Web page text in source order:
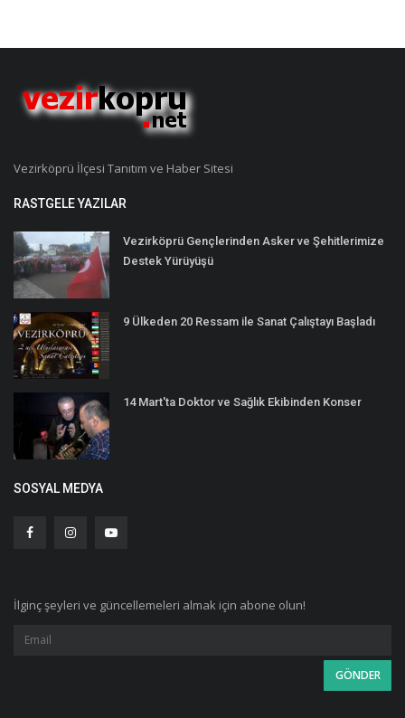
Vezirköprü İlçesi Tanıtım ve Haber Sitesi
RASTGELE YAZILAR
Vezirköprü Gençlerinden Asker ve Şehitlerimize
Destek Yürüyüşü
9 Ülkeden 20 Ressam ile Sanat Çalıştayı Başladı
14 Mart'ta Doktor ve Sağlık Ekibinden Konser
SOSYAL MEDYA
İlginç şeyleri ve güncellemeleri almak için abone olun!